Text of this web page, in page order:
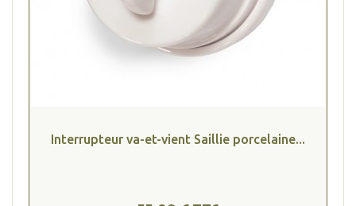
Interrupteur va-et-vient Saillie porcelaine...